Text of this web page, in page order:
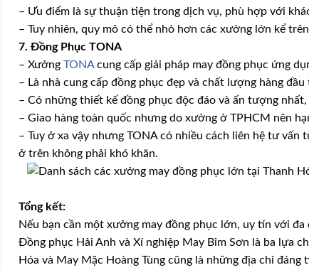
– Ưu điểm là sự thuận tiện trong dịch vụ, phù hợp với
– Tuy nhiên, quy mô có thể nhỏ hơn các xưởng lớn kể
7. Đồng Phục TONA
– XưởngTONAcung cấp giải pháp may đồng phục ứng
– Là nhà cung cấp đồng phục đẹp và chất lượng hàng đầu
– Có những thiết kế đồng phục độc đáo và ấn tượng
– Giao hàng toàn quốc nhưng do xưởng ở TPHCM nên
– Tuy ở xa vậy nhưng TONA có nhiều cách liên hệ tư vấn
ở trên không phải khó khăn.
Tổng kết:
Nếu bạn cần một xưởng may đồng phục lớn, uy tín với
Đồng phục Hải Anh và Xí nghiệp May Bỉm Sơn là ba lựa
Hóa và May Mặc Hoàng Tùng cũng là những địa chỉ